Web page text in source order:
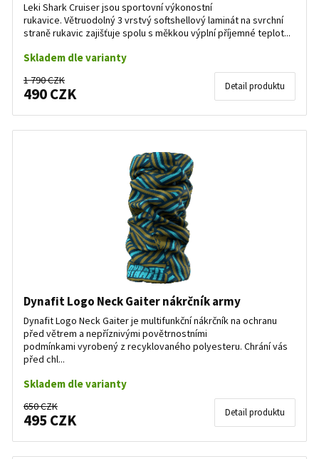
Leki Shark Cruiser jsou sportovní výkonostní
rukavice. Větruodolný 3 vrstvý softshellový laminát na svrchní
straně rukavic zajišťuje spolu s měkkou výplní příjemné teplot...
Skladem dle varianty
1 790 CZK
490 CZK Detail produktu
Dynafit Logo Neck Gaiter nákrčník army
Dynafit Logo Neck Gaiter je multifunkční nákrčník na ochranu
před větrem a nepříznivými povětrnostními
podmínkami vyrobený z recyklovaného polyesteru. Chrání vás
před chl...
Skladem dle varianty
650 CZK
495 CZK Detail produktu